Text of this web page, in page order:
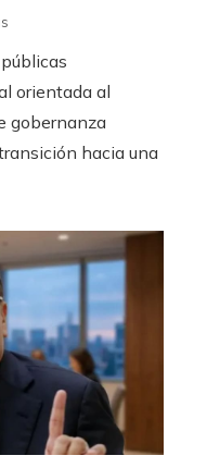
orientada al
gobernanza
hacia una